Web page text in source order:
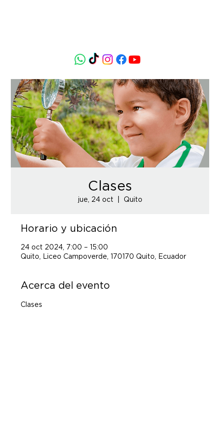
Clases
jue, 24 oct Quito
Horario y ubicación
24 oct 2024, 7:00 – 15:00
Quito, Liceo Campoverde, 170170 Quito, Ecuador
Acerca del evento
Clases